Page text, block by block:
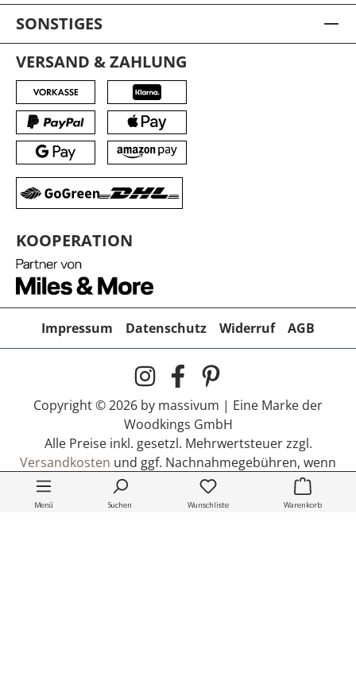
Menü Suchen Wunschliste Warenkorb
Bartresen Barkley
549,00 €
Lieferzeit: 1-3 Werktage *
SONSTIGES
VERSAND & ZAHLUNG
KOOPERATION
Impressum Datenschutz Widerruf AGB
Copyright © 2026 by massivum | Eine Marke der
Woodkings GmbH
Alle Preise inkl. gesetzl. Mehrwertsteuer zzgl.
Versandkosten und ggf. Nachnahmegebühren, wenn
nicht anders angegeben.
* Gilt für Lieferungen nach Deutschland. Lieferzeiten